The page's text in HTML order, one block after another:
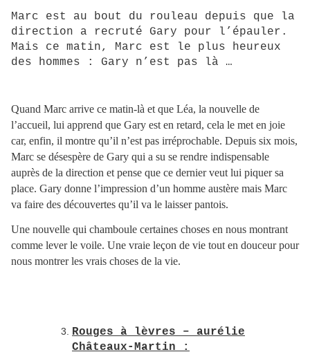
Marc est au bout du rouleau depuis que la
direction a recruté Gary pour l’épauler.
Mais ce matin, Marc est le plus heureux
des hommes : Gary n’est pas là …
Quand Marc arrive ce matin-là et que Léa, la nouvelle de
l’accueil, lui apprend que Gary est en retard, cela le met en joie
car, enfin, il montre qu’il n’est pas irréprochable. Depuis six mois,
Marc se désespère de Gary qui a su se rendre indispensable
auprès de la direction et pense que ce dernier veut lui piquer sa
place. Gary donne l’impression d’un homme austère mais Marc
va faire des découvertes qu’il va le laisser pantois.
Une nouvelle qui chamboule certaines choses en nous montrant
comme lever le voile. Une vraie leçon de vie tout en douceur pour
nous montrer les vrais choses de la vie.
Rouges à lèvres – aurélie
Châteaux-Martin :